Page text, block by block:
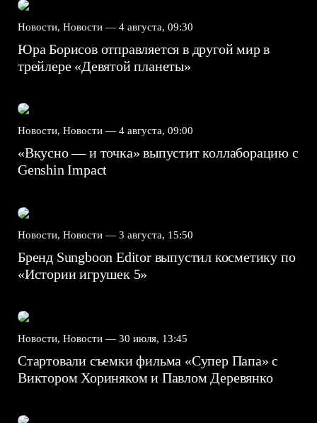
Новости, Новости — 4 августа, 09:30
Юра Борисов отправляется в другой мир в
трейлере «Девятой планеты»
Новости, Новости — 4 августа, 09:00
«Вкусно — и точка» выпустит коллаборацию с
Genshin Impact⁠⁠
Новости, Новости — 3 августа, 15:50
Бренд Sungboon Editor выпустил косметику по
«Истории игрушек 5»
Новости, Новости — 30 июля, 13:45
Стартовали съемки фильма «Супер Папа» с
Виктором Хориняком и Павлом Деревянко